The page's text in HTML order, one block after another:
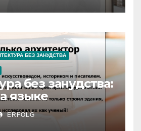
БЕЗ ЗАНУДСТВА
без занудства:
языке
ERFOLG